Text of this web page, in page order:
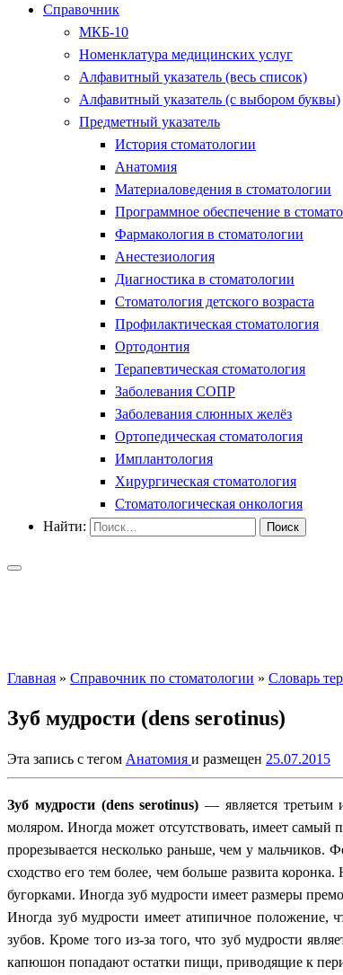
Справочник
МКБ-10
Номенклатура медицинских услуг
Алфавитный указатель (весь список)
Алфавитный указатель (с выбором буквы)
Предметный указатель
История стоматологии
Анатомия
Материаловедения в стоматологии
Программное обеспечение в
Фармакология в стоматологии
Анестезиология
Диагностика в стоматологии
Стоматология детского возраста
Профилактическая стоматология
Ортодонтия
Терапевтическая стоматология
Заболевания СОПР
Заболевания слюнных желёз
Ортопедическая стоматология
Имплантология
Хирургическая стоматология
Стоматологическая онкология
Найти:
Главная » Справочник по стоматологии » Словарь
Зуб мудрости (dens serotinus)
Эта запись с тегом Анатомия и размещен 25.07.2015
Зуб мудрости (dens serotinus) — является третьим
моляром. Иногда может отсутствовать, имеет самый
прорезывается несколько раньше, чем у мальчиков.
сходство его тем более, чем больше развита
бугорками. Иногда зуб мудрости имеет размеры
Иногда зуб мудрости имеет атипичное положение,
зубов. Кроме того из-за того, что зуб мудрости
капюшон попадают остатки пищи, приводящие к